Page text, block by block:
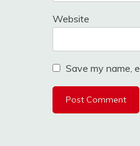
Website
Save my name,